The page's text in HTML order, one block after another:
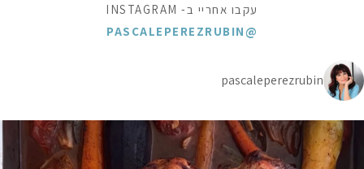
עקבו אחריי ב- INSTAGRAM
@PASCALEPEREZRUBIN
pascaleperezrubin